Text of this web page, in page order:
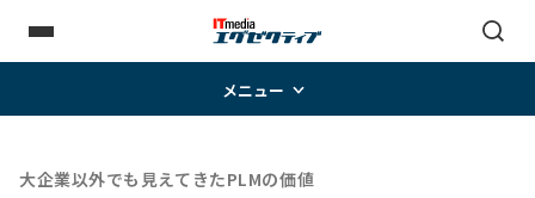
メニュー
大企業以外でも見えてきたPLMの価値